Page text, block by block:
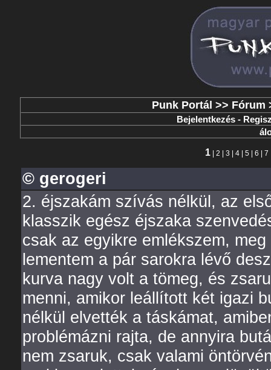
Punk Portál >> Fórum
Bejelentkezés -
1
2 3 4 5 6 7
© gerogeri
2. éjszakám szívás nélkül, az
klasszik egész éjszaka
csak az egyikre emlékszem,
lementem a pár sarokra lévő
kurva nagy volt a tömeg, és
menni, amikor leállított két igazi
nélkül elvették a táskámat,
problémázni rajta, de annyira
nem zsaruk, csak valami